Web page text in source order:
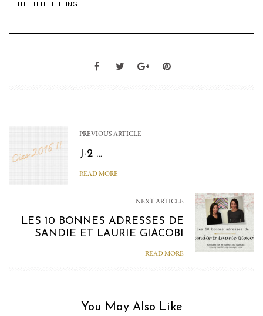
THE LITTLE FEELING
PREVIOUS ARTICLE
J-2 …
READ MORE
NEXT ARTICLE
LES 10 BONNES ADRESSES DE
SANDIE ET LAURIE GIACOBI
READ MORE
You May Also Like